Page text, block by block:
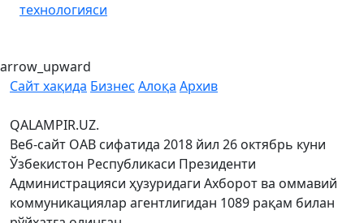
технологияси
arrow_upward
Сайт хақида Бизнес Алоқа Архив
QALAMPIR.UZ.
Веб-сайт ОАВ сифатида 2018 йил 26 октябрь куни
Ўзбекистон Республикаси Президенти
Администрацияси ҳузуридаги Ахборот ва оммавий
коммуникациялар агентлигидан 1089 рақам билан